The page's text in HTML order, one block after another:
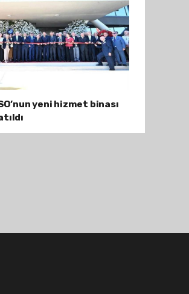
yeni hizmet binası